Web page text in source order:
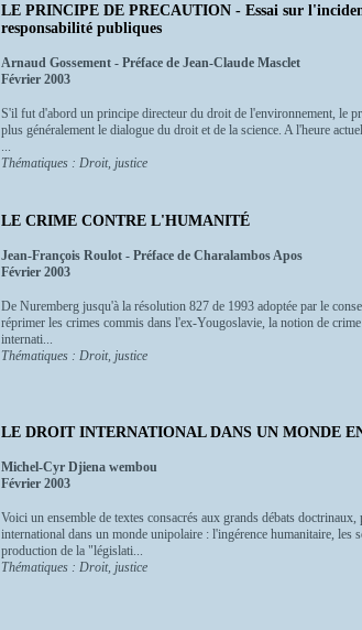
LE PRINCIPE DE PRECAUTION - Essai sur
responsabilité publiques
Arnaud Gossement - Préface de Jean-Claude Masclet
Février 2003
S'il fut d'abord un principe directeur du droit de l'environnement, le
plus généralement le dialogue du droit et de la science. A l'heure
Thématiques : Droit, justice
LE CRIME CONTRE L'HUMANITÉ
Jean-François Roulot - Préface de Charalambos Apos
Février 2003
De Nuremberg jusqu'à la résolution 827 de 1993 adoptée par le
réprimer les crimes commis dans l'ex-Yougoslavie, la notion de
internati...
Thématiques : Droit, justice
LE DROIT INTERNATIONAL DANS UN MONDE
Michel-Cyr Djiena wembou
Février 2003
Voici un ensemble de textes consacrés aux grands débats
international dans un monde unipolaire : l'ingérence humanitaire, les
production de la "législati...
Thématiques : Droit, justice